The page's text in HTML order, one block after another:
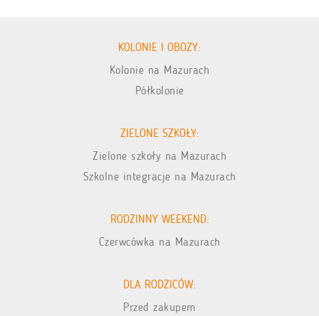
KOLONIE I OBOZY:
Kolonie na Mazurach
Półkolonie
ZIELONE SZKOŁY:
Zielone szkoły na Mazurach
Szkolne integracje na Mazurach
RODZINNY WEEKEND:
Czerwcówka na Mazurach
DLA RODZICÓW:
Przed zakupem